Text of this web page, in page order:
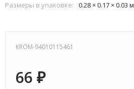
Размеры в упаковке:
0.28 × 0.17 × 0.03 м
KROM-94010115461
66 ₽